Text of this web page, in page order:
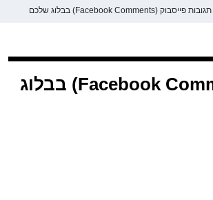
איך לשים תגובות פייסבוק (Facebook Comments) בבלוג שלכם
איך לשים תגובות פייסבוק (Facebook Comments) בבלוג